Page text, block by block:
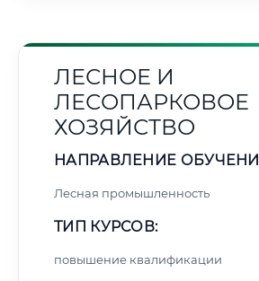
ЛЕСНОЕ И
ЛЕСОПАРКОВОЕ
ХОЗЯЙСТВО
НАПРАВЛЕНИЕ
Лесная промышленность
ТИП КУРСОВ:
повышение квалификации